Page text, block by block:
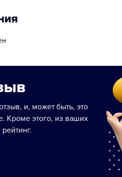
и, может быть, это
Кроме этого, из ваших